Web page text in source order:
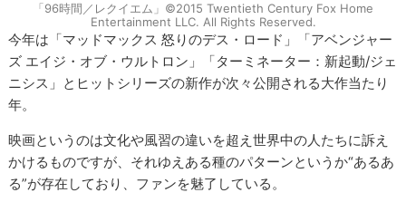
「96時間／レクイエム」©2015 Twentieth Century Fox Home
Entertainment LLC. All Rights Reserved.
今年は「マッドマックス 怒りのデス・ロード」「アベンジャー
ズ エイジ・オブ・ウルトロン」「ターミネーター：新起動/ジェ
ニシス」とヒットシリーズの新作が次々公開される大作当たり
年。
映画というのは文化や風習の違いを超え世界中の人たちに訴え
かけるものですが、それゆえある種のパターンというか“あるあ
る”が存在しており、ファンを魅了している。